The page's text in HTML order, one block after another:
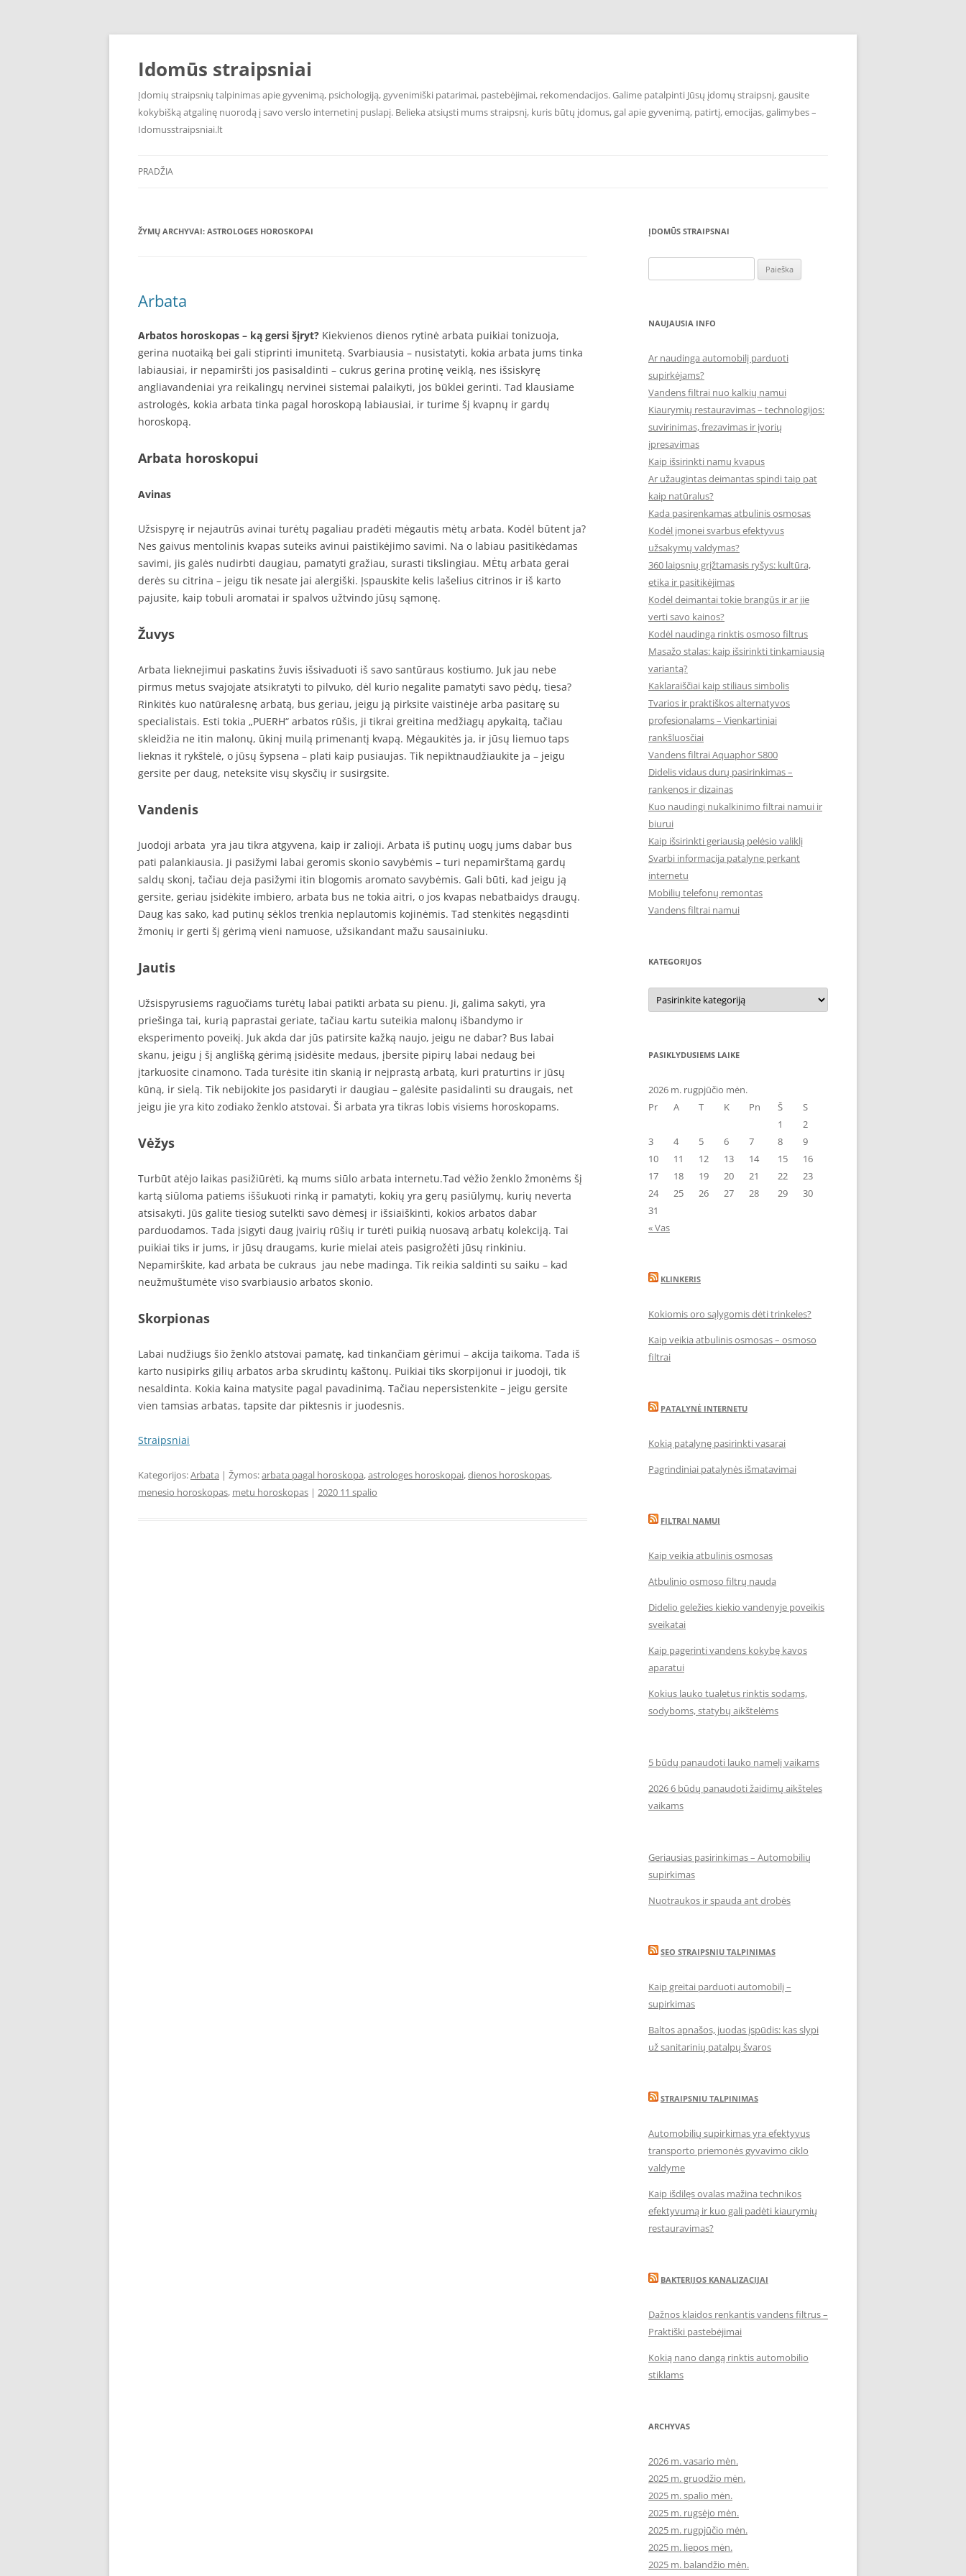
Pereiti
turinio
Idomūs straipsniai
Įdomių straipsnių talpinimas apie gyvenimą, psichologiją, gyvenimiški patarimai, pastebėjimai, rekomendacijos. Galime patalpinti Jūsų įdomų straipsnį, gausite
kokybišką atgalinę nuorodą į savo verslo internetinį puslapį. Belieka atsiųsti mums straipsnį, kuris būtų įdomus, gal apie gyvenimą, patirtį, emocijas, galimybes –
Idomusstraipsniai.lt
PRADŽIA
ŽYMŲ ARCHYVAI: ASTROLOGES HOROSKOPAI
Arbata
Arbatos horoskopas – ką gersi šįryt? Kiekvienos dienos rytinė arbata puikiai tonizuoja,
gerina nuotaiką bei gali stiprinti imunitetą. Svarbiausia – nusistatyti, kokia arbata jums tinka
labiausiai, ir nepamiršti jos pasisaldinti – cukrus gerina protinę veiklą, nes išsiskyrę
angliavandeniai yra reikalingų nervinei sistemai palaikyti, jos būklei gerinti. Tad klausiame
astrologės, kokia arbata tinka pagal horoskopą labiausiai, ir turime šį kvapnų ir gardų
horoskopą.
Arbata horoskopui
Avinas
Užsispyrę ir nejautrūs avinai turėtų pagaliau pradėti mėgautis mėtų arbata. Kodėl būtent ja?
Nes gaivus mentolinis kvapas suteiks avinui paistikėjimo savimi. Na o labiau pasitikėdamas
savimi, jis galės nudirbti daugiau, pamatyti gražiau, surasti tikslingiau. MĖtų arbata gerai
derės su citrina – jeigu tik nesate jai alergiški. Įspauskite kelis lašelius citrinos ir iš karto
pajusite, kaip tobuli aromatai ir spalvos užtvindo jūsų sąmonę.
Žuvys
Arbata lieknejimui paskatins žuvis išsivaduoti iš savo santūraus kostiumo. Juk jau nebe
pirmus metus svajojate atsikratyti to pilvuko, dėl kurio negalite pamatyti savo pėdų, tiesa?
Rinkitės kuo natūralesnę arbatą, bus geriau, jeigu ją pirksite vaistinėje arba pasitarę su
specialistais. Esti tokia „PUERH“ arbatos rūšis, ji tikrai greitina medžiagų apykaitą, tačiau
skleidžia ne itin malonų, ūkinį muilą primenantį kvapą. Mėgaukitės ja, ir jūsų liemuo taps
lieknas it rykštelė, o jūsų šypsena – plati kaip pusiaujas. Tik nepiktnaudžiaukite ja – jeigu
gersite per daug, neteksite visų skysčių ir susirgsite.
Vandenis
Juodoji arbata yra jau tikra atgyvena, kaip ir zalioji. Arbata iš putinų uogų jums dabar bus
pati palankiausia. Ji pasižymi labai geromis skonio savybėmis – turi nepamirštamą gardų
saldų skonį, tačiau deja pasižymi itin blogomis aromato savybėmis. Gali būti, kad jeigu ją
gersite, geriau įsidėkite imbiero, arbata bus ne tokia aitri, o jos kvapas nebatbaidys draugų.
Daug kas sako, kad putinų sėklos trenkia neplautomis kojinėmis. Tad stenkitės negąsdinti
žmonių ir gerti šį gėrimą vieni namuose, užsikandant mažu sausainiuku.
Jautis
Užsispyrusiems raguočiams turėtų labai patikti arbata su pienu. Ji, galima sakyti, yra
priešinga tai, kurią paprastai geriate, tačiau kartu suteikia malonų išbandymo ir
eksperimento poveikį. Juk akda dar jūs patirsite kažką naujo, jeigu ne dabar? Bus labai
skanu, jeigu į šį anglišką gėrimą įsidėsite medaus, įbersite pipirų labai nedaug bei
įtarkuosite cinamono. Tada turėsite itin skanią ir neįprastą arbatą, kuri praturtins ir jūsų
kūną, ir sielą. Tik nebijokite jos pasidaryti ir daugiau – galėsite pasidalinti su draugais, net
jeigu jie yra kito zodiako ženklo atstovai. Ši arbata yra tikras lobis visiems horoskopams.
Vėžys
Turbūt atėjo laikas pasižiūrėti, ką mums siūlo arbata internetu.Tad vėžio ženklo žmonėms šį
kartą siūloma patiems iššukuoti rinką ir pamatyti, kokių yra gerų pasiūlymų, kurių neverta
atsisakyti. Jūs galite tiesiog sutelkti savo dėmesį ir išsiaiškinti, kokios arbatos dabar
parduodamos. Tada įsigyti daug įvairių rūšių ir turėti puikią nuosavą arbatų kolekciją. Tai
puikiai tiks ir jums, ir jūsų draugams, kurie mielai ateis pasigrožėti jūsų rinkiniu.
Nepamirškite, kad arbata be cukraus jau nebe madinga. Tik reikia saldinti su saiku – kad
neužmuštumėte viso svarbiausio arbatos skonio.
Skorpionas
Labai nudžiugs šio ženklo atstovai pamatę, kad tinkančiam gėrimui – akcija taikoma. Tada iš
karto nusipirks gilių arbatos arba skrudintų kaštonų. Puikiai tiks skorpijonui ir juodoji, tik
nesaldinta. Kokia kaina matysite pagal pavadinimą. Tačiau nepersistenkite – jeigu gersite
vien tamsias arbatas, tapsite dar piktesnis ir juodesnis.
Straipsniai
Kategorijos:Arbata | Žymos:arbata pagal horoskopa,astrologes horoskopai,dienos horoskopas,
menesio horoskopas, metu horoskopas | 2020 11 spalio
ĮDOMŪS STRAIPSNAI
NAUJAUSIA INFO
Ar naudinga automobilį parduoti
supirkėjams?
Vandens filtrai nuo kalkių namui
Kiaurymių restauravimas – technologijos:
suvirinimas, frezavimas ir įvorių
įpresavimas
Kaip išsirinkti namų kvapus
Ar užaugintas deimantas spindi taip pat
kaip natūralus?
Kada pasirenkamas atbulinis osmosas
Kodėl įmonei svarbus efektyvus
užsakymų valdymas?
360 laipsnių grįžtamasis ryšys: kultūra,
etika ir pasitikėjimas
Kodėl deimantai tokie brangūs ir ar jie
verti savo kainos?
Kodėl naudinga rinktis osmoso filtrus
Masažo stalas: kaip išsirinkti tinkamiausią
variantą?
Kaklaraiščiai kaip stiliaus simbolis
Tvarios ir praktiškos alternatyvos
profesionalams – Vienkartiniai
rankšluosčiai
Vandens filtrai Aquaphor S800
Didelis vidaus durų pasirinkimas –
rankenos ir dizainas
Kuo naudingi nukalkinimo filtrai namui ir
biurui
Kaip išsirinkti geriausią pelėsio valiklį
Svarbi informacija patalyne perkant
internetu
Mobilių telefonų remontas
Vandens filtrai namui
KATEGORIJOS
Kategorijos
PASIKLYDUSIEMS LAIKE
2026 m. rugpjūčio mėn.
Pr
A T K Pn Š
S
1
2
3
4 5 6 7 8
9
10
11 12 13 14 15
16
17
18 19 20 21 22
23
24
25 26 27 28 29
30
31
« Vas
KLINKERIS
Kokiomis oro sąlygomis dėti trinkeles?
Kaip veikia atbulinis osmosas – osmoso
filtrai
PATALYNĖ INTERNETU
Kokią patalynę pasirinkti vasarai
Pagrindiniai patalynės išmatavimai
FILTRAI NAMUI
Kaip veikia atbulinis osmosas
Atbulinio osmoso filtrų nauda
Didelio geležies kiekio vandenyje poveikis
sveikatai
Kaip pagerinti vandens kokybę kavos
aparatui
Kokius lauko tualetus rinktis sodams,
sodyboms, statybų aikštelėms
5 būdų panaudoti lauko namelį vaikams
2026 6 būdų panaudoti žaidimų aikšteles
vaikams
Geriausias pasirinkimas – Automobilių
supirkimas
Nuotraukos ir spauda ant drobės
SEO STRAIPSNIU TALPINIMAS
Kaip greitai parduoti automobilį –
supirkimas
Baltos apnašos, juodas įspūdis: kas slypi
už sanitarinių patalpų švaros
STRAIPSNIU TALPINIMAS
Automobilių supirkimas yra efektyvus
transporto priemonės gyvavimo ciklo
valdyme
Kaip išdilęs ovalas mažina technikos
efektyvumą ir kuo gali padėti kiaurymių
restauravimas?
BAKTERIJOS KANALIZACIJAI
Dažnos klaidos renkantis vandens filtrus –
Praktiški pastebėjimai
Kokią nano dangą rinktis automobilio
stiklams
ARCHYVAS
2026 m. vasario mėn.
2025 m. gruodžio mėn.
2025 m. spalio mėn.
2025 m. rugsėjo mėn.
2025 m. rugpjūčio mėn.
2025 m. liepos mėn.
2025 m. balandžio mėn.